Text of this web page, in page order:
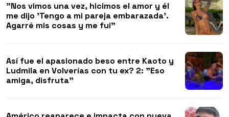
"Nos vimos una vez, hicimos el amor y él
me dijo 'Tengo a mi pareja embarazada'.
Agarré mis cosas y me fui"
Así fue el apasionado beso entre Kaoto y
Ludmila en Volverías con tu ex? 2: "Eso
amiga, disfruta"